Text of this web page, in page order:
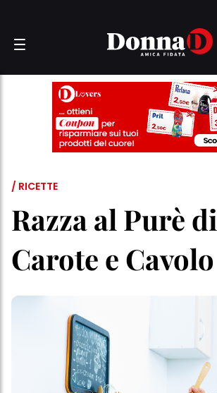
/ RICETTE
Razza al Purè di
Carote e Cavolo